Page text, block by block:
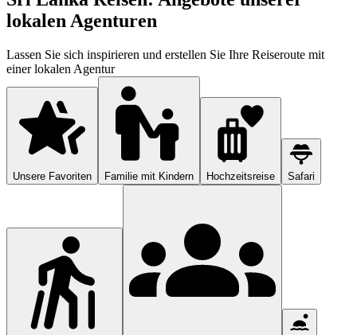
lokalen Agenturen
Lassen Sie sich inspirieren und erstellen Sie Ihre Reiseroute mit
einer lokalen Agentur
Unsere Favoriten Familie mit Kindern Hochzeitsreise Safari